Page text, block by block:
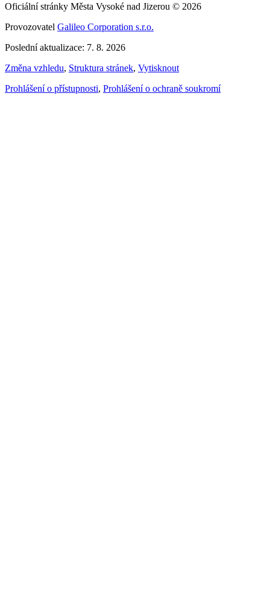
Oficiální stránky Města Vysoké nad Jizerou © 2026
Provozovatel Galileo Corporation s.r.o.
Poslední aktualizace: 7. 8. 2026
Změna vzhledu, Struktura stránek, Vytisknout
Prohlášení o přístupnosti, Prohlášení o ochraně soukromí